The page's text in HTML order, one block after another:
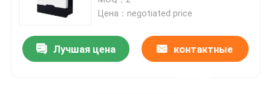
Цена：negotiated price
Лучшая цена контактные